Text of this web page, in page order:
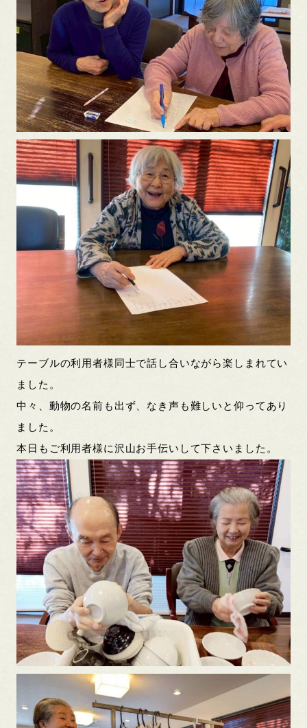
テーブルの利用者様同士で話し合いながら楽しまれてい
ました。
中々、動物の名前も出ず、なき声も難しいと仰ってあり
ました。
本日もご利用者様に沢山お手伝いして下さいました。